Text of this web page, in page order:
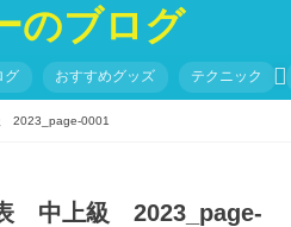
のブログ
グ おすすめグッズ テクニック
2023_page-0001
中上級 2023_page-